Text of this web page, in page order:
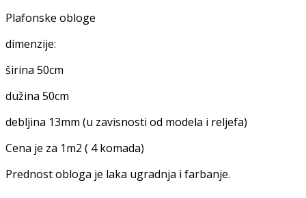
Plafonske obloge
dimenzije:
širina 50cm
dužina 50cm
debljina 13mm (u zavisnosti od modela i reljefa)
Cena je za 1m2 ( 4 komada)
Prednost obloga je laka ugradnja i farbanje.